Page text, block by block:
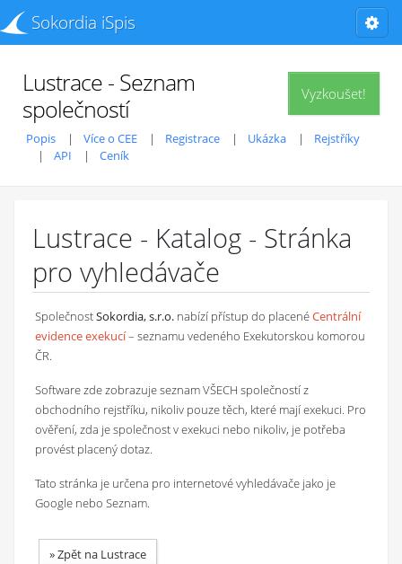
Sokordia iSpis
Vyzkoušet!
Lustrace - Seznam
společností
Popis Více o CEE Registrace Ukázka
Rejstříky
API
Ceník
Lustrace - Katalog - Stránka
pro vyhledávače
SpolečnostSokordia, s.r.o. nabízí přístup do placenéCentrální
evidence exekucí– seznamu vedeného Exekutorskou komorou
ČR.
Software zde zobrazuje seznam VŠECH společností z
obchodního rejstříku, nikoliv pouze těch, které mají exekuci. Pro
ověření, zda je společnost v exekuci nebo nikoliv, je potřeba
provést placený dotaz.
Tato stránka je určena pro internetové vyhledávače jako je
Google nebo Seznam.
»Zpět na Lustrace